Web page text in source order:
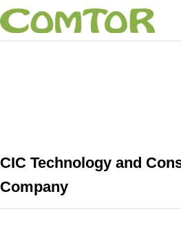
CIC Technology and
Company